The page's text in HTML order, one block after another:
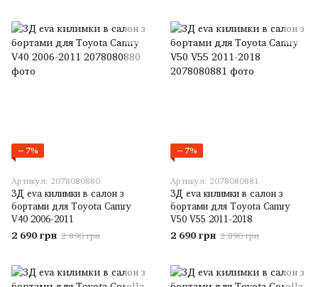
−7%
Артикул: 2078080880
3Д eva килимки в салон з
бортами для Toyota Camry
V40 2006-2011
2 690 грн 2 890 грн
−7%
Артикул: 2078080881
3Д eva килимки в салон з
бортами для Toyota Camry
V50 V55 2011-2018
2 690 грн 2 890 грн